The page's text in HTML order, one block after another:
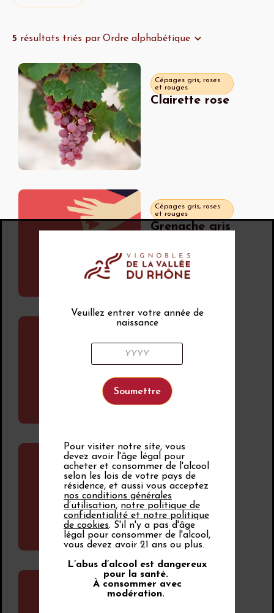
5 résultats triés par Ordre alphabétique
Cépages gris, roses
et rouges
Clairette rose
Cépages gris, roses
et rouges
Grenache gris
petits grains
rouge
Cépages gris, roses
et rouges
Piquepoul gris
Cépages gris, roses
et rouges
Veuillez entrer votre année de
naissance
Pour visiter notre site, vous
devez avoir l'âge légal pour
acheter et consommer de l'alcool
selon les lois de votre pays de
résidence, et aussi vous acceptez
nos conditions générales
d’utilisation, notre politique de
confidentialité et notre politique
de cookies. S'il n'y a pas d'âge
légal pour consommer de l'alcool,
vous devez avoir 21 ans ou plus.
L’abus d’alcool est dangereux
pour la santé.
À consommer avec
modération.